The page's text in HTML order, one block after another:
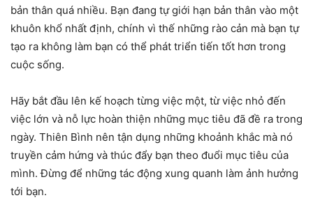
bản thân quá nhiều. Bạn đang tự giới hạn bản thân vào một
khuôn khổ nhất định, chính vì thế những rào cản mà bạn tự
tạo ra không làm bạn có thể phát triển tiến tốt hơn trong
cuộc sống.
Hãy bắt đầu lên kế hoạch từng việc một, từ việc nhỏ đến
việc lớn và nỗ lực hoàn thiện những mục tiêu đã đề ra trong
ngày. Thiên Bình nên tận dụng những khoảnh khắc mà nó
truyền cảm hứng và thúc đẩy bạn theo đuổi mục tiêu của
mình. Đừng để những tác động xung quanh làm ảnh hưởng
tới bạn.